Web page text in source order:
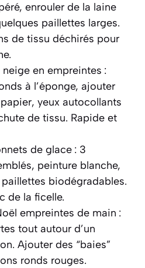
enrouler de la laine
paillettes larges.
de tissu déchirés pour
en empreintes :
à l’éponge, ajouter
yeux autocollants
de tissu. Rapide et
de glace : 3
peinture blanche,
biodégradables.
de la ficelle.
empreintes de main :
tout autour d’un
Ajouter des “baies”
ronds rouges.